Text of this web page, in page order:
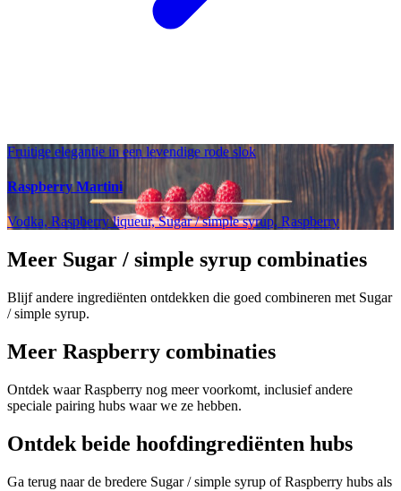
Fruitige elegantie in een levendige rode slok
Raspberry Martini
Vodka, Raspberry liqueur, Sugar / simple syrup, Raspberry
Meer Sugar / simple syrup combinaties
Blijf andere ingrediënten ontdekken die goed combineren met Sugar
/ simple syrup.
Meer Raspberry combinaties
Ontdek waar Raspberry nog meer voorkomt, inclusief andere
speciale pairing hubs waar we ze hebben.
Ontdek beide hoofdingrediënten hubs
Ga terug naar de bredere Sugar / simple syrup of Raspberry hubs als